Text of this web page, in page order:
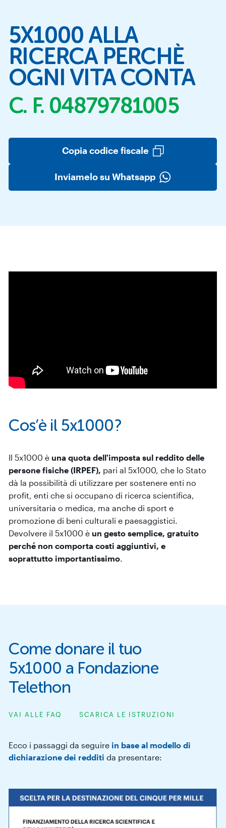
5X1000 ALLA
RICERCA PERCHÈ
OGNI VITA CONTA
C. F. 04879781005
Copia codice fiscale
Inviamelo su Whatsapp
Cos’è il 5x1000?
Il 5x1000 è una quota dell'imposta sul reddito delle
persone fisiche (IRPEF), pari al 5x1000, che lo Stato
dà la possibilità di utilizzare per sostenere enti no
profit, enti che si occupano di ricerca scientifica,
universitaria o medica, ma anche di sport e
promozione di beni culturali e paesaggistici.
Devolvere il 5x1000 è un gesto semplice, gratuito
perché non comporta costi aggiuntivi, e
soprattutto importantissimo.
Come donare il tuo
5x1000 a Fondazione
Telethon
VAI ALLE FAQ SCARICA LE ISTRUZIONI
Ecco i passaggi da seguire in base al modello di
dichiarazione dei redditi da presentare: